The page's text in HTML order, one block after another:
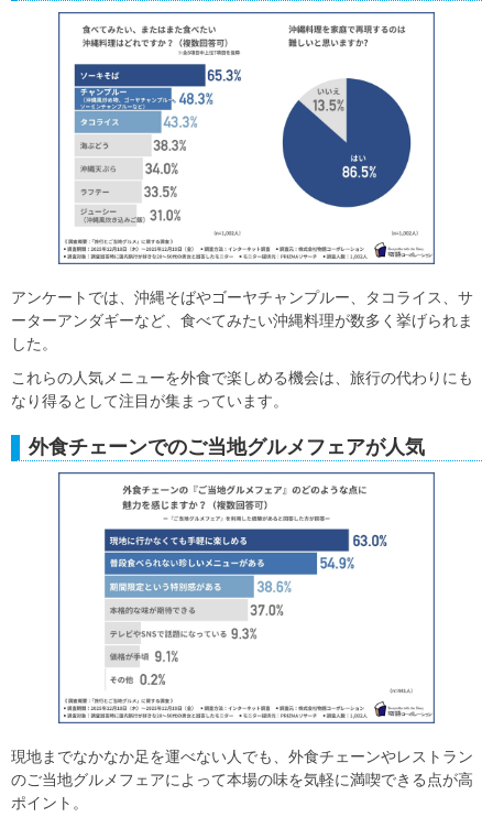
アンケートでは、沖縄そばやゴーヤチャンプルー、タコライス、サ
ーターアンダギーなど、食べてみたい沖縄料理が数多く挙げられま
した。
これらの人気メニューを外食で楽しめる機会は、旅行の代わりにも
なり得るとして注目が集まっています。
外食チェーンでのご当地グルメフェアが人気
現地までなかなか足を運べない人でも、外食チェーンやレストラン
のご当地グルメフェアによって本場の味を気軽に満喫できる点が高
ポイント。